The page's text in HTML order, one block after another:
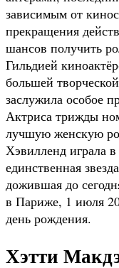
зависимым от
прекращения
шансов получить
Гильдией
большей
заслужила особое
Актриса трижды
лучшую женскую
Хэвилленд играла
единственная
дожившая до
в Париже, 1 июля
день рождения.
Хэтти